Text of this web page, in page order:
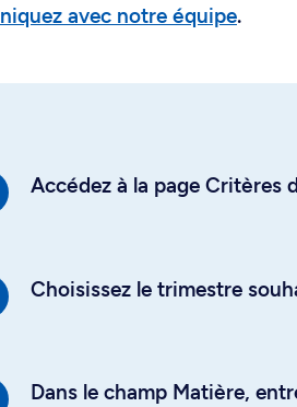
avec notre équipe.
Accédez à la page Critères
Choisissez le trimestre
Dans le champ Matière,